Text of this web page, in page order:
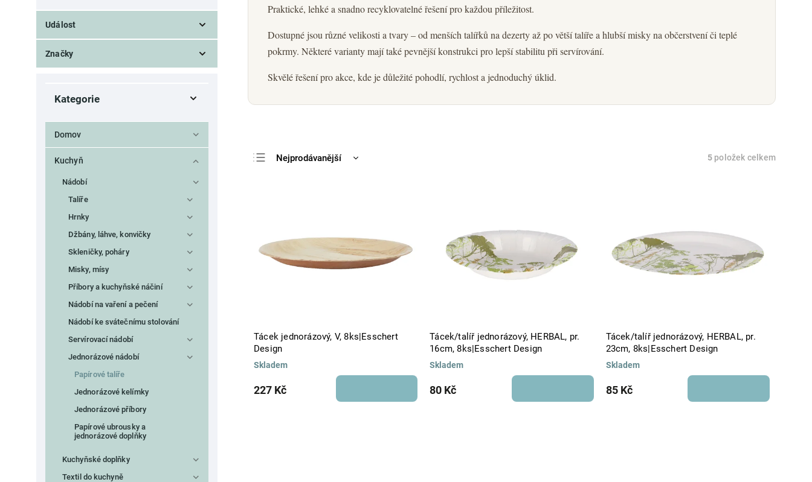
Značky
Událost
Zahradní slavnost
Kategorie
Domov
Kuchyň
Nádobí
Talíře
Hrnky
Džbány, láhve, konvičky
Skleničky, poháry
Misky, mísy
Příbory a kuchyňské náčiní
Nádobí na vaření a pečení
Nádobí ke svátečnímu stolování
Servírovací nádobí
Jednorázové nádobí
Papírové talíře
Jednorázové kelímky
Jednorázové příbory
Papírové ubrousky a
jednorázové doplňky
Kuchyňské doplňky
Textil do kuchyně
Praktické, lehké a snadno recyklovatelné řešení pro každou příležitost.
Dostupné jsou různé velikosti a tvary – od menších talířků na dezerty až po větší talíře a hlubší misky na občerstvení či teplé
pokrmy. Některé varianty mají také pevnější konstrukci pro lepší stabilitu při servírování.
Skvělé řešení pro akce, kde je důležité pohodlí, rychlost a jednoduchý úklid.
Nejprodávanější
5 položek celkem
Tácek jednorázový, V, 8ks|Esschert
Design
Skladem
227 Kč
Tácek/talíř jednorázový, HERBAL, pr.
16cm, 8ks|Esschert Design
Skladem
80 Kč
Tácek/talíř jednorázový, HERBAL, pr.
23cm, 8ks|Esschert Design
Skladem
85 Kč